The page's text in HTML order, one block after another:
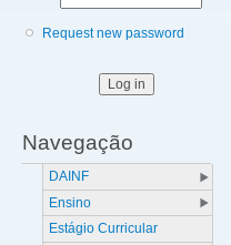
Request new password
Navegação
DAINF
Ensino
Estágio Curricular